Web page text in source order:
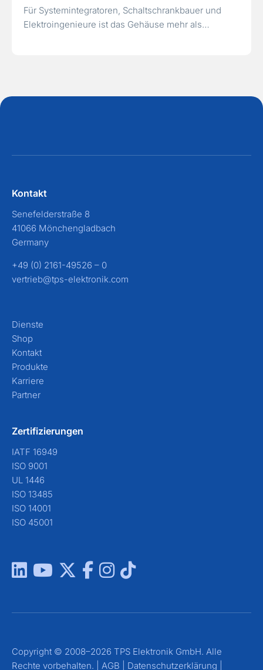
Für Systemintegratoren, Schaltschrankbauer und
Elektroingenieure ist das Gehäuse mehr als…
Kontakt
Senefelderstraße 8
41066 Mönchengladbach
Germany
+49 (0) 2161-49526 – 0
vertrieb@tps-elektronik.com
Dienste
Shop
Kontakt
Produkte
Karriere
Partner
Zertifizierungen
IATF 16949
ISO 9001
UL 1446
ISO 13485
ISO 14001
ISO 45001
Copyright © 2008–2026 TPS Elektronik GmbH. Alle
Rechte vorbehalten. | AGB Datenschutzerklärung